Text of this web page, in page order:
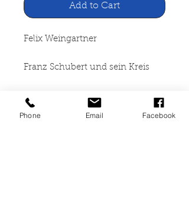
Add to Cart
Felix Weingartner
Franz Schubert und sein Kreis
Orell Füssli Verlag, Zürich-Leipzig
1929
Phone Email Facebook